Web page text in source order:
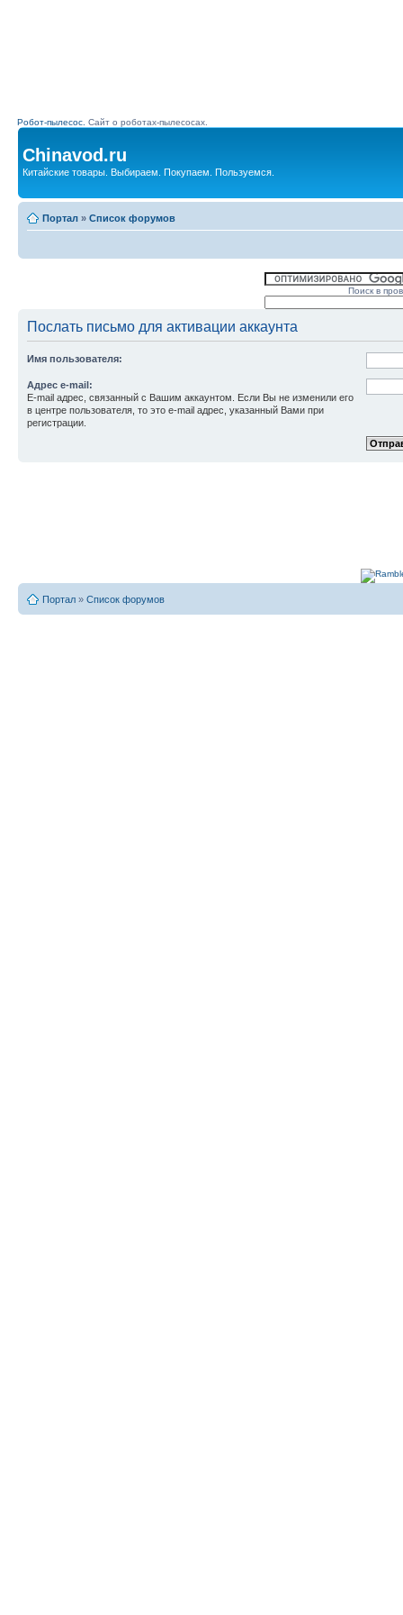
Робот-пылесос. Сайт о роботах-пылесосах.
Chinavod.ru
Китайские товары. Выбираем. Покупаем. Пользуемся.
Портал » Список форумов
Поиск в
Послать письмо для активации аккаунта
Имя пользователя:
Адрес e-mail:
E-mail адрес, связанный с Вашим аккаунтом. Если Вы не изменили его
в центре пользователя, то это e-mail адрес, указанный Вами при
регистрации.
Портал » Список форумов